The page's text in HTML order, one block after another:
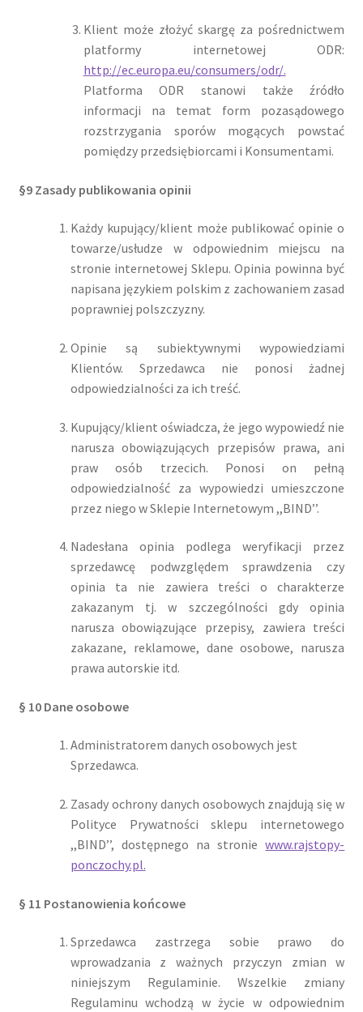
Klient może złożyć skargę za pośrednictwem
platformy internetowej ODR:
http://ec.europa.eu/consumers/odr/.
Platforma ODR stanowi także źródło
informacji na temat form pozasądowego
rozstrzygania sporów mogących powstać
pomiędzy przedsiębiorcami i Konsumentami.
§9 Zasady publikowania opinii
Każdy kupujący/klient może publikować opinie o
towarze/usłudze w odpowiednim miejscu na
stronie internetowej Sklepu. Opinia powinna być
napisana językiem polskim z zachowaniem zasad
poprawniej polszczyzny.
Opinie są subiektywnymi wypowiedziami
Klientów. Sprzedawca nie ponosi żadnej
odpowiedzialności za ich treść.
Kupujący/klient oświadcza, że jego wypowiedź nie
narusza obowiązujących przepisów prawa, ani
praw osób trzecich. Ponosi on pełną
odpowiedzialność za wypowiedzi umieszczone
przez niego w Sklepie Internetowym ,,BIND’’.
Nadesłana opinia podlega weryfikacji przez
sprzedawcę podwzględem sprawdzenia czy
opinia ta nie zawiera treści o charakterze
zakazanym tj. w szczególności gdy opinia
narusza obowiązujące przepisy, zawiera treści
zakazane, reklamowe, dane osobowe, narusza
prawa autorskie itd.
§ 10 Dane osobowe
Administratorem danych osobowych jest
Sprzedawca.
Zasady ochrony danych osobowych znajdują się w
Polityce Prywatności sklepu internetowego
,,BIND’’, dostępnego na stroniewww.rajstopy-
ponczochy.pl.
§ 11 Postanowienia końcowe
Sprzedawca zastrzega sobie prawo do
wprowadzania z ważnych przyczyn zmian w
niniejszym Regulaminie. Wszelkie zmiany
Regulaminu wchodzą w życie w odpowiednim